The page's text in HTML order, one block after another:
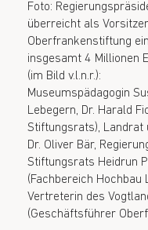
Foto:
überreicht als
Oberfrankenstiftung
insgesamt 4 Millionen
(im Bild v.l.n.r.):
Museumspädagogin
Lebegern, Dr. Harald
Stiftungsrats), Landrat
Dr. Oliver Bär,
Stiftungsrats Heidrun
(Fachbereich Hochbau
Vertreterin des
(Geschäftsführer